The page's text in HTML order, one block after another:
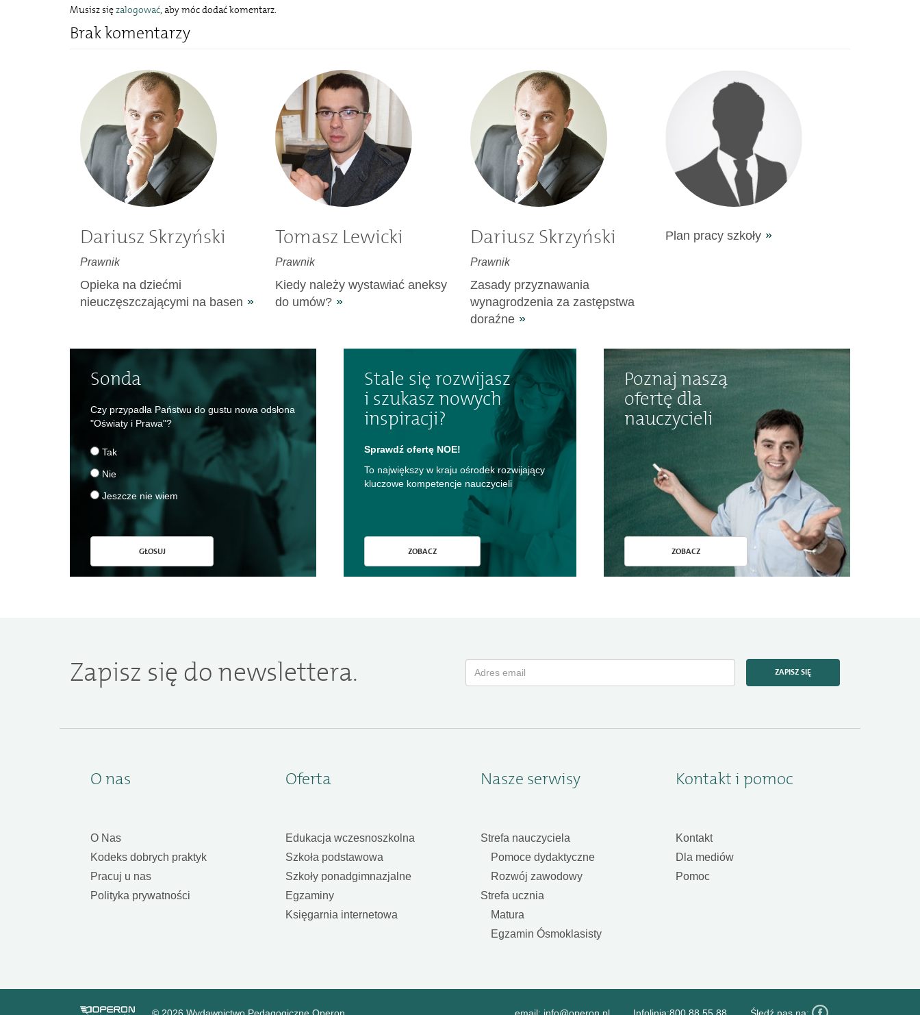
Musisz sięzalogować, aby móc dodać komentarz.
Brak komentarzy
Dariusz Skrzyński
Prawnik
Opieka na dziećmi
nieuczęszczającymi na basen
Tomasz Lewicki
Prawnik
Kiedy należy wystawiać aneksy
do umów?
Dariusz Skrzyński
Prawnik
Zasady przyznawania
wynagrodzenia za zastępstwa
doraźne
Plan pracy szkoły
Sonda
Czy przypadła Państwu do gustu nowa odsłona
"Oświaty i Prawa"?
Tak
Nie
Jeszcze nie wiem
GŁOSUJ
Stale się rozwijasz
i szukasz nowych
inspiracji?
Sprawdź ofertę NOE!
To największy w kraju ośrodek rozwijający
kluczowe kompetencje nauczycieli
ZOBACZ
Poznaj naszą
ofertę dla
nauczycieli
ZOBACZ
Zapisz się do newslettera. ZAPISZ SIĘ
O nas
O Nas
Kodeks dobrych praktyk
Pracuj u nas
Polityka prywatności
Oferta
Edukacja wczesnoszkolna
Szkoła podstawowa
Szkoły ponadgimnazjalne
Egzaminy
Księgarnia internetowa
Nasze serwisy
Strefa nauczyciela
Pomoce dydaktyczne
Rozwój zawodowy
Strefa ucznia
Matura
Egzamin Ósmoklasisty
Kontakt i pomoc
Kontakt
Dla mediów
Pomoc
© 2026 Wydawnictwo Pedagogiczne Operon email: info@operon.pl Infolinia:800 88 55 88 Śledź nas na: